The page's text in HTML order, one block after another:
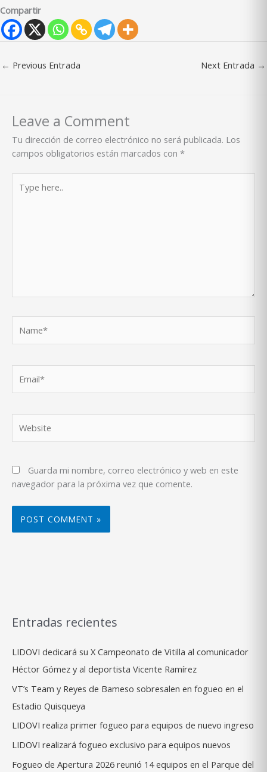
Compartir
← Previous Entrada Next Entrada →
Leave a Comment
Tu dirección de correo electrónico no será publicada. Los
campos obligatorios están marcados con *
here..
Guarda mi nombre, correo electrónico y web en este
navegador para la próxima vez que comente.
Entradas recientes
LIDOVI dedicará su X Campeonato de Vitilla al comunicador
Héctor Gómez y al deportista Vicente Ramírez
VT’s Team y Reyes de Bameso sobresalen en fogueo en el
Estadio Quisqueya
LIDOVI realiza primer fogueo para equipos de nuevo ingreso
LIDOVI realizará fogueo exclusivo para equipos nuevos
Fogueo de Apertura 2026 reunió 14 equipos en el Parque del